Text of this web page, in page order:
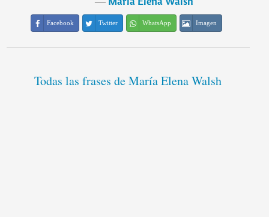
Facebook Twitter WhatsApp Imagen
Todas las frases de María Elena Walsh